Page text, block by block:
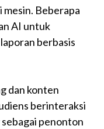
Beberapa
AI untuk
berbasis
dan konten
berinteraksi
penonton